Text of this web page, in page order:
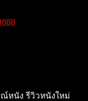
ณ์หนัง รีวิวหนังใหม่